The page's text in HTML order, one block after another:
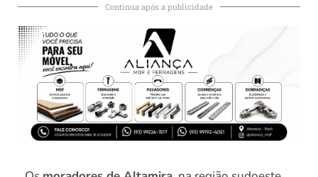
Continua após a publicidade